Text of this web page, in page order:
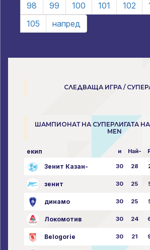
98
99 100 101 102
105
напред
СЛЕДВАЩА ИГРА /
ШАМПИОНАТ НА СУПЕРЛИГАТА НА
MEN
екип и Най-
Зенит Казан- 30 28
зенит 30 25
динамо 30 25
Локомотив 30 24
Belogorie 30 21